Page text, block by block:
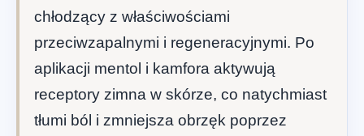
chłodzący z właściwościami
przeciwzapalnymi i regeneracyjnymi. Po
aplikacji mentol i kamfora aktywują
receptory zimna w skórze, co natychmiast
tłumi ból i zmniejsza obrzęk poprzez